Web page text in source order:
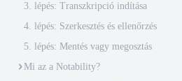
3. lépés: Transzkripció indítása
4. lépés: Szerkesztés és ellenőrzés
5. lépés: Mentés vagy megosztás
Mi az a Notability?